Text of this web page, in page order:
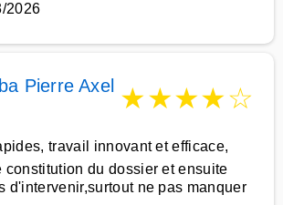
2026
Pierre Axel ★★★★☆
travail innovant et efficace,
constitution du dossier et ensuite
d'intervenir,surtout ne pas manquer